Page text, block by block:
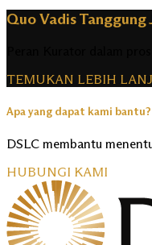
Quo Vadis
Peran Kurator dalam
TEMUKAN LEBIH
Apa yang dapat kami bantu?
DSLC membantu
HUBUNGI KAMI